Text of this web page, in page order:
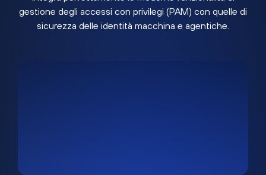
gestione degli accessi con privilegi (PAM) con quelle di
sicurezza delle identità macchina e agentiche.